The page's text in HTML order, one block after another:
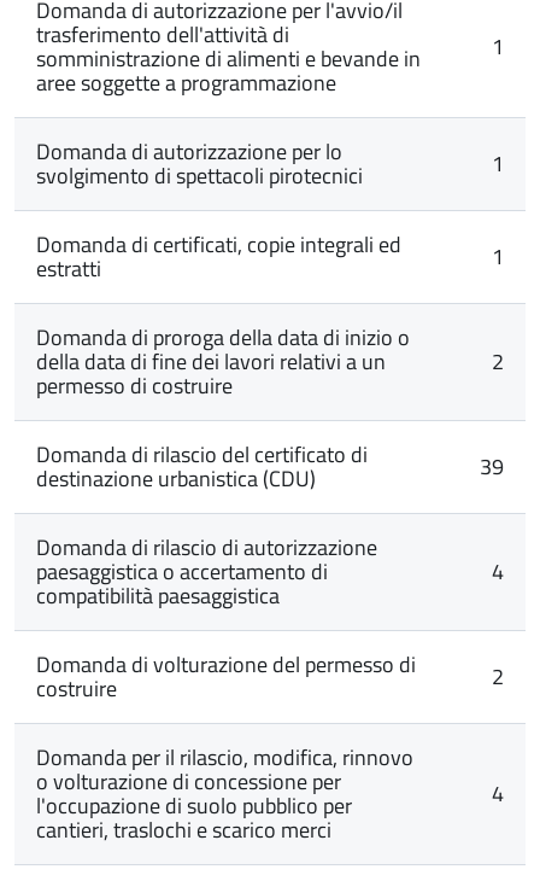
Domanda di autorizzazione per l'avvio/il
trasferimento dell'attività di
somministrazione di alimenti e bevande in
aree soggette a programmazione
1
Domanda di autorizzazione per lo
svolgimento di spettacoli pirotecnici 1
Domanda di certificati, copie integrali ed
estratti 1
Domanda di proroga della data di inizio o
della data di fine dei lavori relativi a un
permesso di costruire
2
Domanda di rilascio del certificato di
destinazione urbanistica (CDU) 39
Domanda di rilascio di autorizzazione
paesaggistica o accertamento di
compatibilità paesaggistica
4
Domanda di volturazione del permesso di
costruire 2
Domanda per il rilascio, modifica, rinnovo
o volturazione di concessione per
l'occupazione di suolo pubblico per
cantieri, traslochi e scarico merci
4